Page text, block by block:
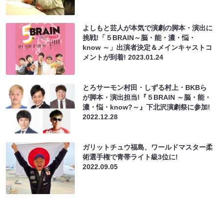
よしもと芸人が本気で演劇の脚本・演出に
挑戦!「５BRAIN～脳・能・濃・悩・
know ～」出演者決定＆メインキャストコ
メントが到着!2023.01.24
とろサーモン村田・しずる村上・BKBら
が脚本・演出担当!『５BRAIN ～脳・能・
濃・悩・know?～』下北沢演劇祭に参加!
2022.12.28
ガリットチュウ福島、ワールドマスター柔
術選手権で青帯ライト級3位に!
2022.09.05